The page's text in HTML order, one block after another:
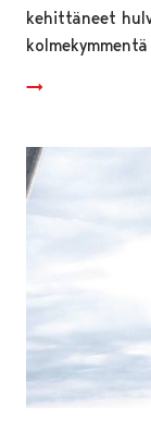
kehittäneet